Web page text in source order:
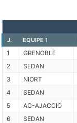
J.
EQUIPE 1
1 GRENOBLE
2
SEDAN
3
NIORT
4
SEDAN
5
AC-AJACCIO
6
SEDAN